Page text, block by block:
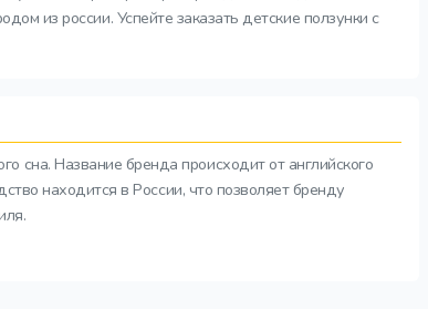
из россии. Успейте заказать детские ползунки с
сна. Название бренда происходит от английского
находится в России, что позволяет бренду